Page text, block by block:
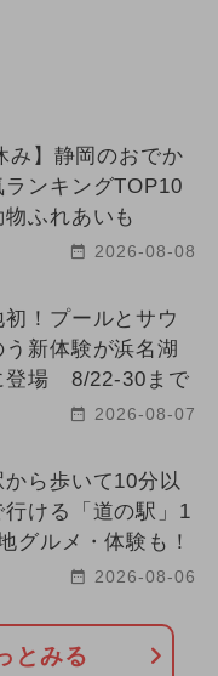
み】静岡のおでか
ンキングTOP10
ふれあいも
2026-08-08
！プールとサウ
新体験が浜名湖
登場 8/22-30まで
2026-08-07
から歩いて10分以
ける「道の駅」1
グルメ・体験も！
2026-08-06
とみる